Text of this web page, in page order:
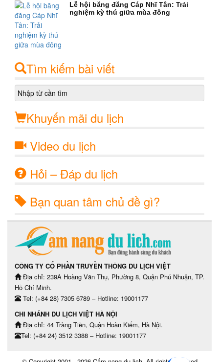
Lễ hội băng đăng Cáp Nhĩ Tân: Trải
nghiệm kỳ thú giữa mùa đông
Tìm kiếm bài viết
Khuyến mãi du lịch
Video du lịch
Hỏi – Đáp du lịch
Bạn quan tâm chủ đề gì?
CÔNG TY CỔ PHẦN TRUYỀN THÔNG DU LỊCH VIỆT
Địa chỉ: 239A Hoàng Văn Thụ, Phường 8, Quận Phú Nhuận, TP.
Hồ Chí Minh.
Tel: (+84 28) 7305 6789 – Hotline: 19001177
CHI NHÁNH DU LỊCH VIỆT HÀ NỘI
Địa chỉ: 44 Tràng Tiền, Quận Hoàn Kiếm, Hà Nội.
Tel: (+84 24) 3512 3388 – Hotline: 19001177